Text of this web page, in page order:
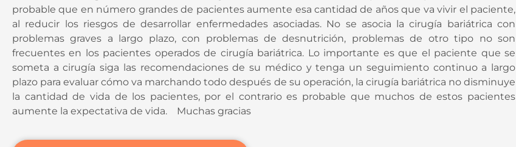
probable que en número grandes de pacientes aumente esa cantidad de años que va vivir el paciente,
al reducir los riesgos de desarrollar enfermedades asociadas. No se asocia la cirugía bariátrica con
problemas graves a largo plazo, con problemas de desnutrición, problemas de otro tipo no son
frecuentes en los pacientes operados de cirugía bariátrica. Lo importante es que el paciente que se
someta a cirugía siga las recomendaciones de su médico y tenga un seguimiento continuo a largo
plazo para evaluar cómo va marchando todo después de su operación, la cirugía bariátrica no disminuye
la cantidad de vida de los pacientes, por el contrario es probable que muchos de estos pacientes
aumente la expectativa de vida. Muchas gracias